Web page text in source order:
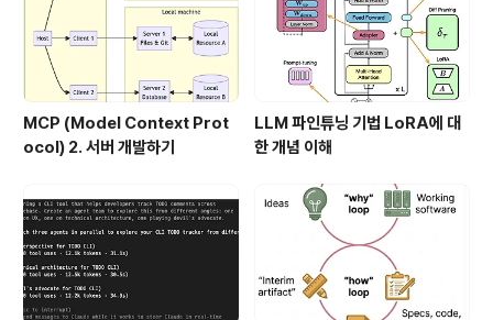
MCP (Model Context Prot
ocol) 2. 서버 개발하기
LLM 파인튜닝 기법 LoRA에 대
한 개념 이해